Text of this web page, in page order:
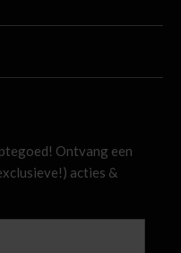
Ontvang een
acties &